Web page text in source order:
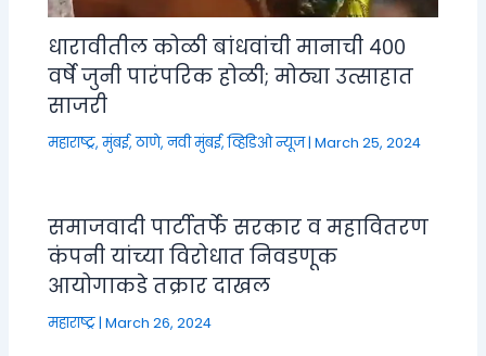
धारावीतील कोळी बांधवांची मानाची ४००
वर्षे जुनी पारंपरिक होळी; मोठ्या उत्साहात
साजरी
महाराष्ट्र,मुंबई, ठाणे, नवी मुंबई,व्हिडिओ न्यूज|March 25, 2024
समाजवादी पार्टीतर्फे सरकार व महावितरण
कंपनी यांच्या विरोधात निवडणूक
आयोगाकडे तक्रार दाखल
महाराष्ट्र|March 26, 2024